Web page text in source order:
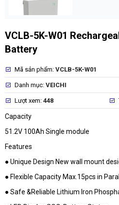
VCLB-5K-W01
Battery
Mã sản phẩm: VCLB-5K-W01
Danh mục: VEICHI
Lượt xem: 448
Capacity
51.2V 100Ah Single module
Features
● Unique Design New wall mount
● Flexible Capacity Max.15pcs in
● Safe &Reliable Lithium Iron